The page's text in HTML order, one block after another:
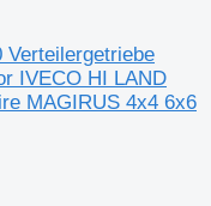
Verteilergetriebe
IVECO HI LAND
MAGIRUS 4x4 6x6